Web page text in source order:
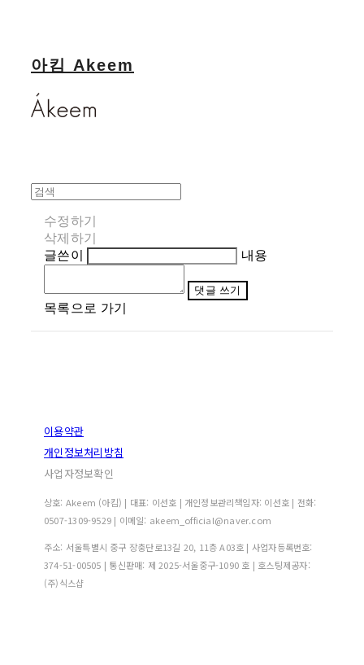
아킴 Akeem
수정하기
삭제하기
글쓴이
내용
댓글 쓰기
목록으로 가기
이용약관
개인정보처리방침
사업자정보확인
상호: Akeem (아킴) | 대표: 이선호 | 개인정보관리책임자: 이선호 | 전화:
0507-1309-9529 | 이메일: akeem_official@naver.com
주소: 서울특별시 중구 장충단로13길 20, 11층 A03호 | 사업자등록번호:
374-51-00505 | 통신판매: 제 2025-서울중구-1090 호 | 호스팅제공자:
(주)식스샵